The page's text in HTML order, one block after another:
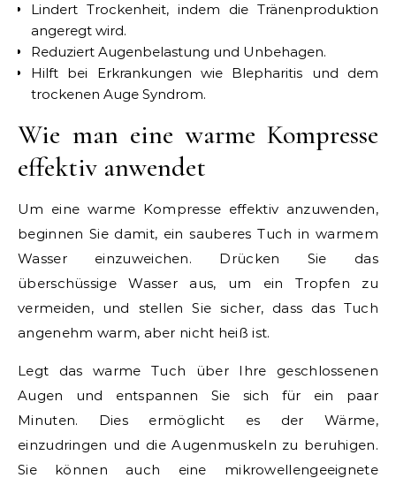
Lindert Trockenheit, indem die Tränenproduktion
angeregt wird.
Reduziert Augenbelastung und Unbehagen.
Hilft bei Erkrankungen wie Blepharitis und dem
trockenen Auge Syndrom.
Wie man eine warme Kompresse
effektiv anwendet
Um eine warme Kompresse effektiv anzuwenden,
beginnen Sie damit, ein sauberes Tuch in warmem
Wasser einzuweichen. Drücken Sie das
überschüssige Wasser aus, um ein Tropfen zu
vermeiden, und stellen Sie sicher, dass das Tuch
angenehm warm, aber nicht heiß ist.
Legt das warme Tuch über Ihre geschlossenen
Augen und entspannen Sie sich für ein paar
Minuten. Dies ermöglicht es der Wärme,
einzudringen und die Augenmuskeln zu beruhigen.
Sie können auch eine mikrowellengeeignete